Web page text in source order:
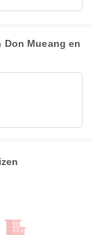
Mueang en